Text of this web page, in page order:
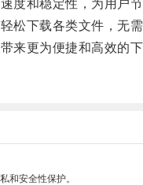
和稳定性，为用户节
下载各类文件，无需
更为便捷和高效的下
和安全性保护。